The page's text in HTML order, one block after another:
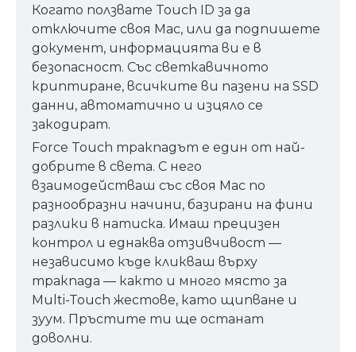
Когато ползвате Touch ID за да
отключите своя Mac, или да подпишете
документ, информацията ви е в
безопасност. Със светкавичното
криптиране, всичките ви пазени на SSD
данни, автоматично и изцяло се
закодират.
Force Touch тракпадът е един от най-
добрите в света. С него
взаимодействаш със своя Mac по
разнообразни начини, базирани на фини
разлики в натиска. Имаш прецизен
контрол и еднаква отзивчивост —
независимо къде кликваш върху
тракпада — както и много място за
Multi-Touch жестове, като щипване и
зуум. Пръстите ти ще останат
доволни.